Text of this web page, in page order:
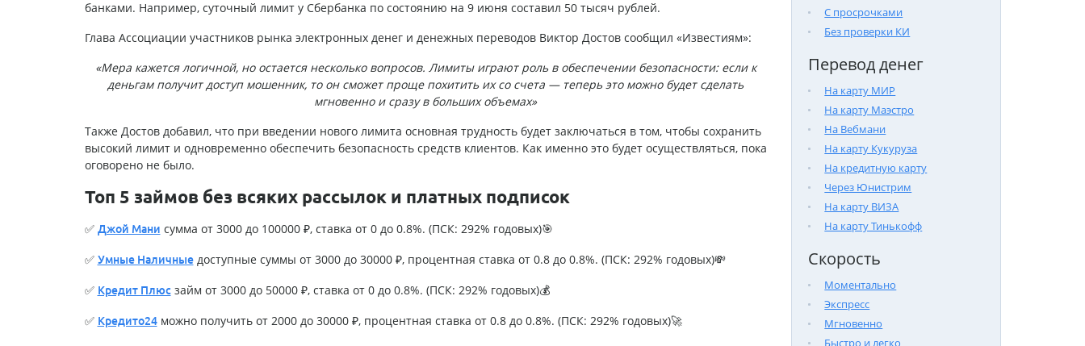
С просрочками
Без проверки КИ
Перевод денег
На карту МИР
На карту Маэстро
На Вебмани
На карту Кукуруза
На кредитную карту
Через Юнистрим
На карту ВИЗА
На карту Тинькофф
Скорость
Моментально
Экспресс
Мгновенно
Быстро и легко
банками. Например, суточный лимит у Сбербанка по состоянию на 9 июня составил 50 тысяч рублей.
Глава Ассоциации участников рынка электронных денег и денежных переводов Виктор Достов сообщил «Известиям»:
«Мера кажется логичной, но остается несколько вопросов. Лимиты играют роль в обеспечении безопасности: если к
деньгам получит доступ мошенник, то он сможет проще похитить их со счета — теперь это можно будет сделать
мгновенно и сразу в больших объемах»
Также Достов добавил, что при введении нового лимита основная трудность будет заключаться в том, чтобы сохранить
высокий лимит и одновременно обеспечить безопасность средств клиентов. Как именно это будет осуществляться, пока
оговорено не было.
Топ 5 займов без всяких рассылок и платных подписок
✅ Джой Мани сумма от 3000 до 100000 ₽, ставка от 0 до 0.8%. (ПСК: 292% годовых)🎯
✅ Умные Наличныедоступные суммы от 3000 до 30000 ₽, процентная ставка от 0.8 до 0.8%. (ПСК: 292% годовых)💸
✅ Кредит Плюсзайм от 3000 до 50000 ₽, ставка от 0 до 0.8%. (ПСК: 292% годовых)💰
✅ Кредито24можно получить от 2000 до 30000 ₽, процентная ставка от 0.8 до 0.8%. (ПСК: 292% годовых)🚀